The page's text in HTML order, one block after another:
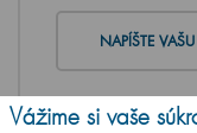
NAPÍŠTE
Vážime si vaše